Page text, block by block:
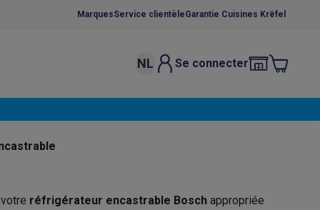
MarquesService clientèleGarantie Cuisines Krëfel
Caves à vin encastrables
NL Se connecter
réfrigérateur encastrable Bosch appropriée